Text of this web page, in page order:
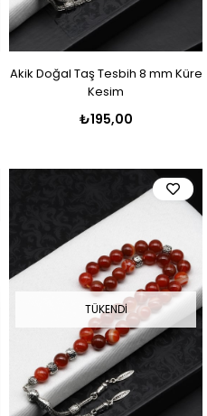
Akik Doğal Taş Tesbih 8 mm Küre
Kesim
₺195,00
TÜKENDI